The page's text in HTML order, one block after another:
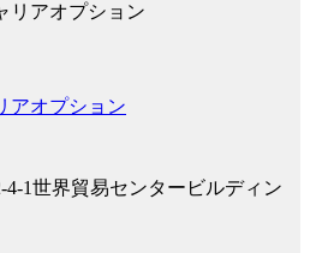
アオプション
1世界貿易センタービルディン